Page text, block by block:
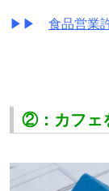
▶▶ 食品営業
②：カフェ